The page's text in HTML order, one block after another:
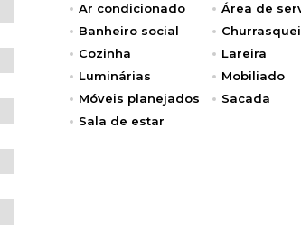
Ar condicionado
Área de
Banheiro social
Cozinha
Lareira
Luminárias
Mobiliado
Móveis planejados
Sacada
Sala de estar